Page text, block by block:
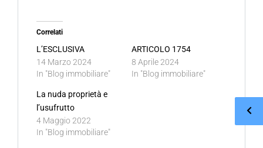
Correlati
L’ESCLUSIVA
14 Marzo 2024
In "Blog immobiliare"
ARTICOLO 1754
8 Aprile 2024
In "Blog immobiliare"
La nuda proprietà e
l’usufrutto
4 Maggio 2022
In "Blog immobiliare"